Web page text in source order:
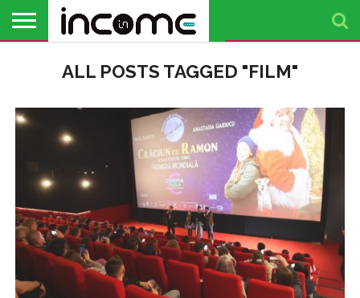
PROFIL DE
ANTREPRENOR
BUSINESS
ANALIZE
OPINII
FINANȚE
PERSONALE
ALL POSTS TAGGED "FILM"